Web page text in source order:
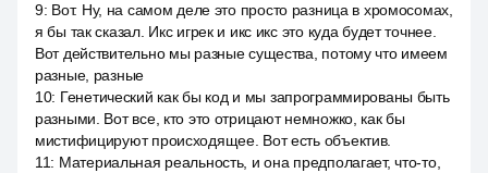
9: Вот. Ну, на самом деле это просто разница в хромосомах,
я бы так сказал. Икс игрек и икс икс это куда будет точнее.
Вот действительно мы разные существа, потому что имеем
разные, разные
10: Генетический как бы код и мы запрограммированы быть
разными. Вот все, кто это отрицают немножко, как бы
мистифицируют происходящее. Вот есть объектив.
11: Материальная реальность, и она предполагает, что-то,